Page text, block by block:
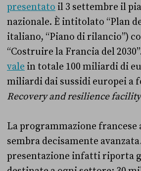
presentato il 3 settembre il
nazionale. È intitolato “Plan
italiano, “Piano di rilancio”)
“Costruire la Francia del
vale in totale 100 miliardi di
miliardi dai sussidi europei a
Recovery and resilience facility
La programmazione francese
sembra decisamente
presentazione infatti riporta